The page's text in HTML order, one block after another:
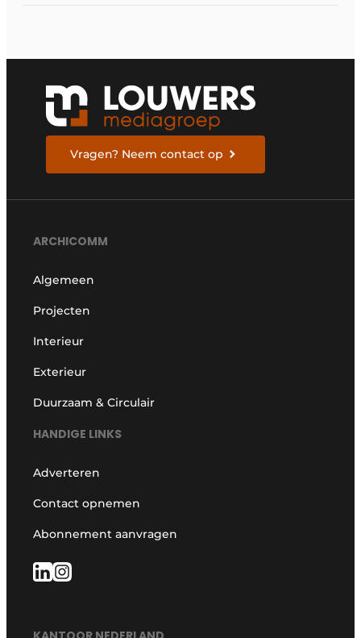
Vragen? Neem contact op
ARCHICOMM
Algemeen
Projecten
Interieur
Exterieur
Duurzaam & Circulair
HANDIGE LINKS
Adverteren
Contact opnemen
Abonnement aanvragen